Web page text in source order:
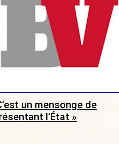
un mensonge de
l’État »